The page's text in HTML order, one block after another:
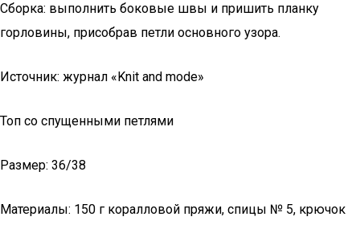
Сборка: выполнить боковые швы и пришить планку
горловины, присобрав петли основного узора.
Источник: журнал «Knit and mode»
Топ со спущенными петлями
Размер: 36/38
Материалы: 150 г коралловой пряжи, спицы № 5, крючок